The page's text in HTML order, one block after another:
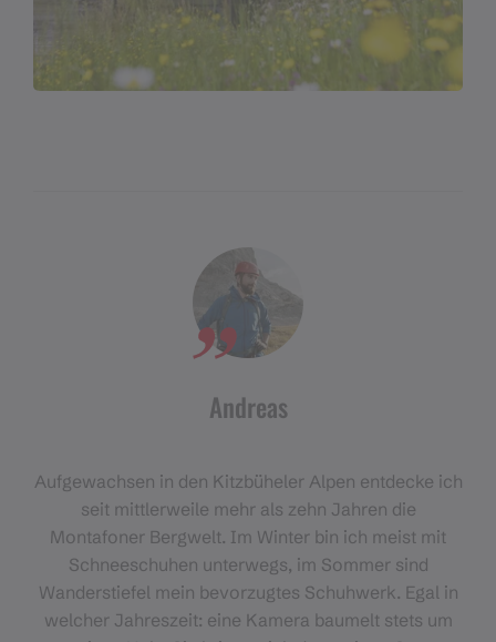
Andreas
Aufgewachsen in den Kitzbüheler Alpen entdecke ich
seit mittlerweile mehr als zehn Jahren die
Montafoner Bergwelt. Im Winter bin ich meist mit
Schneeschuhen unterwegs, im Sommer sind
Wanderstiefel mein bevorzugtes Schuhwerk. Egal in
welcher Jahreszeit: eine Kamera baumelt stets um